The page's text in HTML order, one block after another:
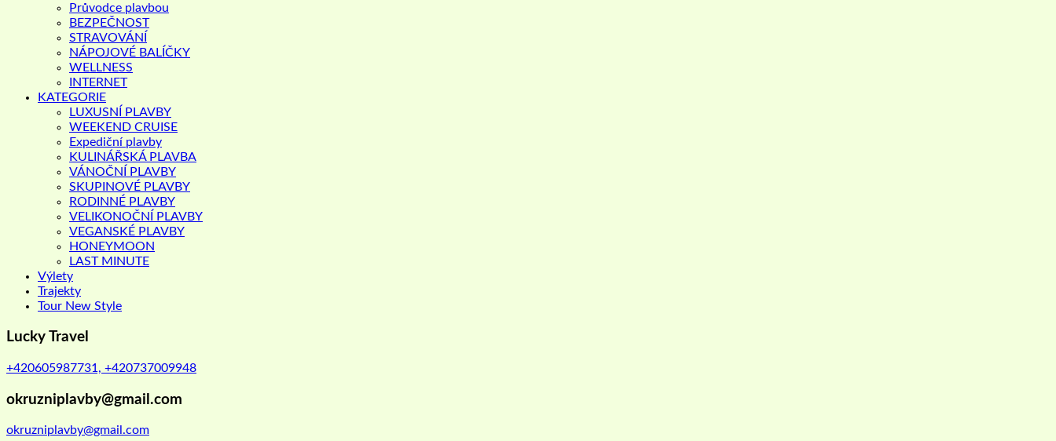
Průvodce plavbou
BEZPEČNOST
STRAVOVÁNÍ
NÁPOJOVÉ BALÍČKY
WELLNESS
INTERNET
KATEGORIE
LUXUSNÍ PLAVBY
WEEKEND CRUISE
Expediční plavby
KULINÁŘSKÁ PLAVBA
VÁNOČNÍ PLAVBY
SKUPINOVÉ PLAVBY
RODINNÉ PLAVBY
VELIKONOČNÍ PLAVBY
VEGANSKÉ PLAVBY
HONEYMOON
LAST MINUTE
Výlety
Trajekty
Tour New Style
Lucky Travel
+420605987731, +420737009948
okruzniplavby@gmail.com
okruzniplavby@gmail.com